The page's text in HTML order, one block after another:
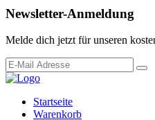
Newsletter-Anmeldung
Melde dich jetzt für unseren
Startseite
Warenkorb